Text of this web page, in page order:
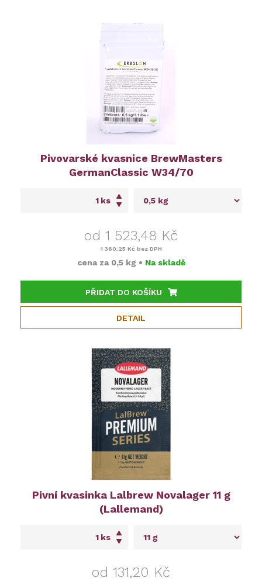
Pivovarské kvasnice BrewMasters
GermanClassic W34/70
ks
od 1 523,48 Kč
1 360,25 Kč bez DPH
cena za 0,5 kg • Na skladě
PŘIDAT DO KOŠÍKU
DETAIL
Pivní kvasinka Lalbrew Novalager 11 g
(Lallemand)
ks
od 131,20 Kč